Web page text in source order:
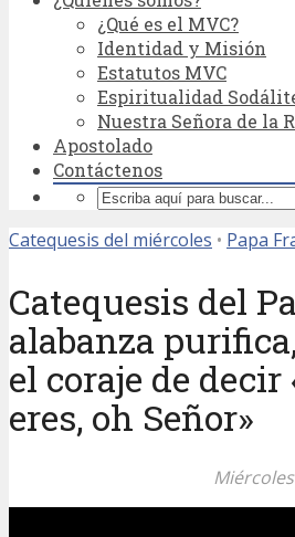
¿Qué es el MVC?
Identidad y Misión
Estatutos MVC
Espiritualidad
Nuestra Señora de la
Apostolado
Contáctenos
Catequesis del miércoles • Papa
Catequesis del
alabanza
el coraje de decir
eres, oh Señor»